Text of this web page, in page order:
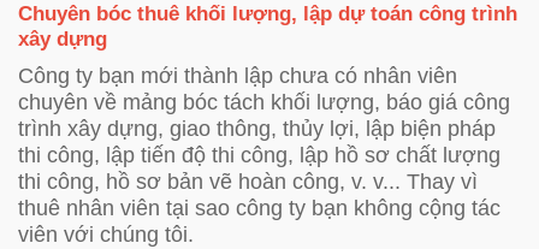
Chuyên bóc thuê khối lượng, lập dự toán công trình
xây dựng
Công ty bạn mới thành lập chưa có nhân viên
chuyên về mảng bóc tách khối lượng, báo giá công
trình xây dựng, giao thông, thủy lợi, lập biện pháp
thi công, lập tiến độ thi công, lập hồ sơ chất lượng
thi công, hồ sơ bản vẽ hoàn công, v. v... Thay vì
thuê nhân viên tại sao công ty bạn không cộng tác
viên với chúng tôi.